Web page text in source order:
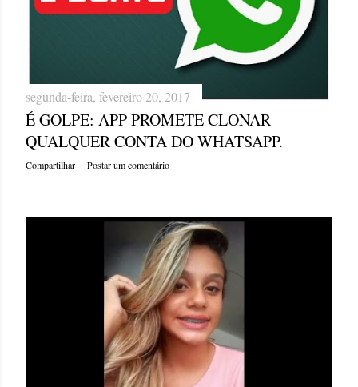
segunda-feira, fevereiro 20, 2017
É GOLPE: APP PROMETE CLONAR
QUALQUER CONTA DO WHATSAPP.
Compartilhar Postar um comentário